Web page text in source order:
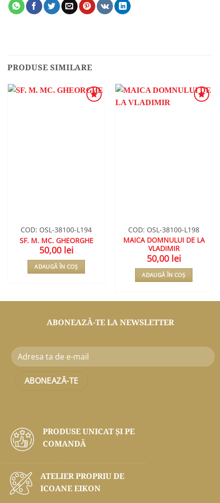
PRODUSE SIMILARE
COD: OSL-38100-L194
SF. M. MC. GHEORGHE
50,00 lei
ADAUGĂ ÎN COȘ
COD: OSL-38100-L198
MAICA DOMNULUI DE LA
VLADIMIR
50,00 lei
ADAUGĂ ÎN COȘ
ABONEAZĂ-TE LA NEWSLETTER
PRODUSE UNICAT ŞI PE
COMANDĂ
ATELIER PROPRIU DE
ICOANE EIKON